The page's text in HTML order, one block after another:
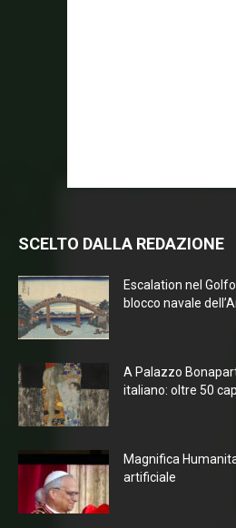
SCELTO DALLA REDAZIONE
Escalation nel
blocco navale
A Palazzo
italiano: oltre 50
Magnifica
artificiale